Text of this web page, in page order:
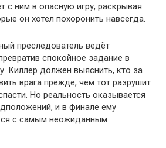
с ним в опасную игру, раскрывая
он хотел похоронить навсегда.
преследователь ведёт
спокойное задание в
Киллер должен выяснить, кто за
врага прежде, чем тот разрушит
Но реальность оказывается
и в финале ему
с самым неожиданным